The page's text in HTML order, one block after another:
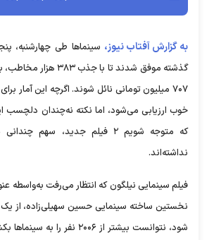
به گزارش آفتاب نیوز، سینما‌ها طی چهارشنبه،
۷۰۷ میلیون تومانی نائل شوند. اگرچه این آمار
خوب ارزیابی می‌شود، اما نکته نه‌چندان دلچسب
که متوجه شویم ۲ فیلم جدید،
نداشته‌اند.
فیلم سینمایی نیلگون که انتظار می‌رفت به‌واسطه
نخستین ساخته سینمایی حسین سهیلی‌زاده، از
شود، نتوانست بیشتر از ۲۰۰۶ نفر